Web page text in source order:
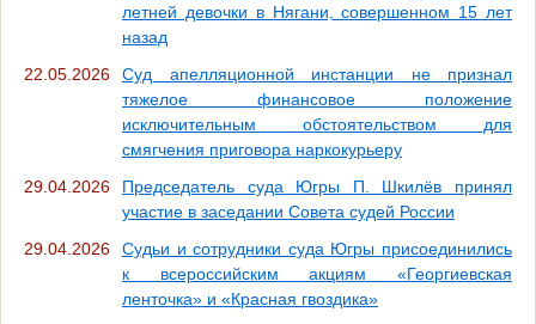
летней девочки в Нягани, совершенном 15 лет
назад
22.05.2026
Суд апелляционной инстанции не признал
тяжелое финансовое положение
исключительным обстоятельством для
смягчения приговора наркокурьеру
29.04.2026
Председатель суда Югры П. Шкилёв принял
участие в заседании Совета судей России
29.04.2026
Судьи и сотрудники суда Югры присоединились
к всероссийским акциям «Георгиевская
ленточка» и «Красная гвоздика»